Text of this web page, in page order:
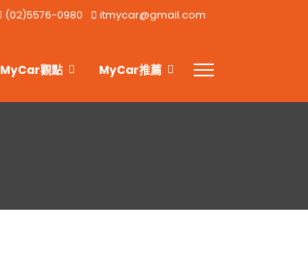
(02)5576-0980 itmycar@gmail.com
MyCar觀點 MyCar推薦